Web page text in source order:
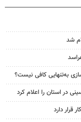
به‌تنهایی کافی نیست؟
در استان را اعلام کرد
قرار دارد